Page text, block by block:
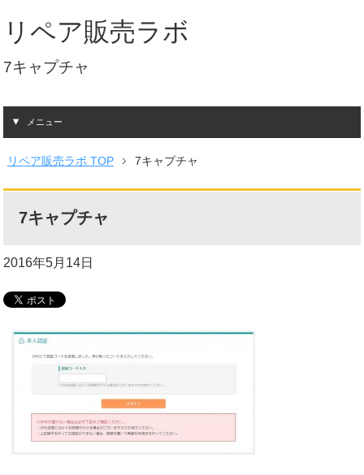
リペア販売ラボ
7キャプチャ
メニュー
リペア販売ラボ TOP 7キャプチャ
7キャプチャ
2016年5月14日